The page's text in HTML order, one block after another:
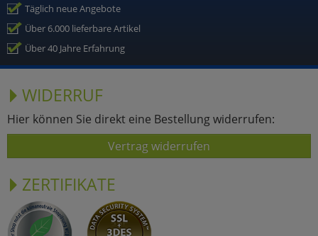
Täglich neue Angebote
Über 6.000 lieferbare Artikel
Über 40 Jahre Erfahrung
WIDERRUF
Hier können Sie direkt eine Bestellung widerrufen:
Vertrag widerrufen
ZERTIFIKATE